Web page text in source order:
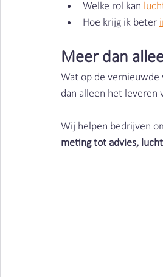
Welke rol kan
Hoe krijg ik beter
Meer dan
Wat op de
dan alleen het leveren
Wij helpen bedrijven
meting tot advies,